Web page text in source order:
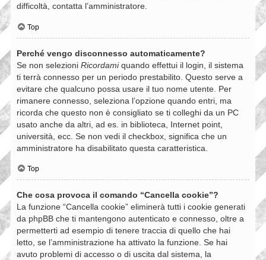
difficoltà, contatta l’amministratore.
Top
Perché vengo disconnesso automaticamente?
Se non selezioni Ricordamiquando effettui il login, il sistema
ti terrà connesso per un periodo prestabilito. Questo serve a
evitare che qualcuno possa usare il tuo nome utente. Per
rimanere connesso, seleziona l’opzione quando entri, ma
ricorda che questo non è consigliato se ti colleghi da un PC
usato anche da altri, ad es. in biblioteca, Internet point,
università, ecc. Se non vedi il checkbox, significa che un
amministratore ha disabilitato questa caratteristica.
Top
Che cosa provoca il comando “Cancella cookie”?
La funzione “Cancella cookie” eliminerà tutti i cookie generati
da phpBB che ti mantengono autenticato e connesso, oltre a
permetterti ad esempio di tenere traccia di quello che hai
letto, se l’amministrazione ha attivato la funzione. Se hai
avuto problemi di accesso o di uscita dal sistema, la